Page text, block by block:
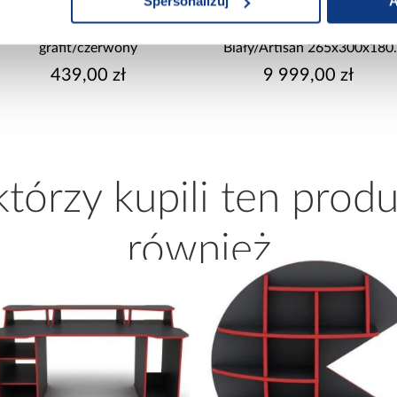
grafit/czerwony
439,00 zł
Biały/Artisan 265x300x180
Cm
9 999,00 zł
kupili ten
również